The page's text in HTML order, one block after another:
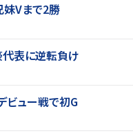
Vまで2勝
表に逆転負け
ビュー戦で初G